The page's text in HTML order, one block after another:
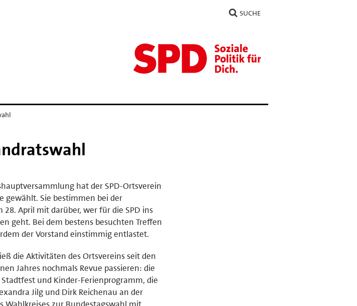
SUCHE
hat der SPD-Ortsverein
gewählt. Sie bestimmen bei der
April mit darüber, wer für die SPD ins
geht. Bei dem bestens besuchten Treffen
der Vorstand einstimmig entlastet.
die Aktivitäten des Ortsvereins seit den
Jahres nochmals Revue passieren: die
und Kinder-Ferienprogramm, die
Jilg und Dirk Reichenau an der
Wahlkreises zur Bundestagswahl mit